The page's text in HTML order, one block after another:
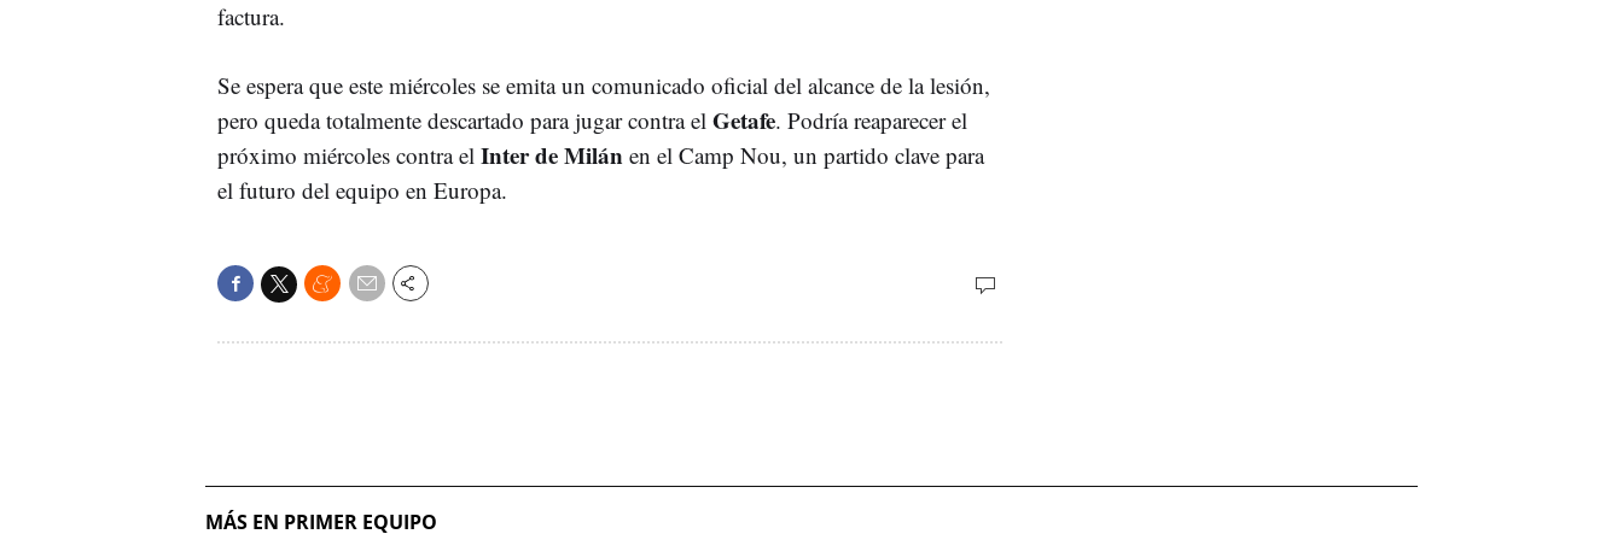
factura.
Se espera que este miércoles se emita un comunicado oficial del alcance de la lesión,
pero queda totalmente descartado para jugar contra el Getafe. Podría reaparecer el
próximo miércoles contra el Inter de Milán en el Camp Nou, un partido clave para
el futuro del equipo en Europa.
MÁS EN PRIMER EQUIPO